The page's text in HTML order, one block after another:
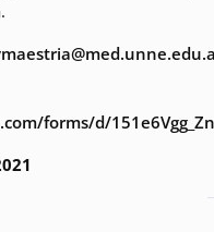
forms/d/